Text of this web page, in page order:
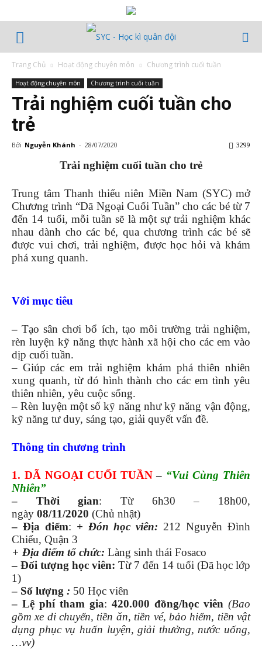
Trang Chủ Hoạt động chuyên môn Chương trình cuối tuần
Hoạt động chuyên môn Chương trình cuối tuần
Trải nghiệm cuối tuần cho
trẻ
Bởi Nguyễn Khánh - 28/07/2020 3299
Trải nghiệm cuối tuần cho trẻ
Trung tâm Thanh thiếu niên Miền Nam (SYC) mở
Chương trình “Dã Ngoại Cuối Tuần” cho các bé từ 7
đến 14 tuổi, mỗi tuần sẽ là một sự trải nghiệm khác
nhau dành cho các bé, qua chương trình các bé sẽ
được vui chơi, trải nghiệm, được học hỏi và khám
phá xung quanh.
Với mục tiêu
– Tạo sân chơi bổ ích, tạo môi trường trải nghiệm,
rèn luyện kỹ năng thực hành xã hội cho các em vào
dịp cuối tuần.
– Giúp các em trải nghiệm khám phá thiên nhiên
xung quanh, từ đó hình thành cho các em tình yêu
thiên nhiên, yêu cuộc sống.
– Rèn luyện một số kỹ năng như kỹ năng vận động,
kỹ năng tư duy, sáng tạo, giải quyết vấn đề.
Thông tin chương trình
1. DÃ NGOẠI CUỐI TUẦN– “Vui Cùng Thiên
Nhiên”
– Thời gian: Từ 6h30 – 18h00,
ngày 08/11/2020 (Chủ nhật)
– Địa điểm: + Đón học viên: 212 Nguyễn Đình
Chiểu, Quận 3
+ Địa điểm tổ chức: Làng sinh thái Fosaco
– Đối tượng học viên: Từ 7 đến 14 tuổi (Đã học lớp
1)
– Số lượng : 50 Học viên
– Lệ phí tham gia: 420.000 đồng/học viên (Bao
gồm xe di chuyển, tiền ăn, tiền vé, bảo hiểm, tiền vật
dụng phục vụ huấn luyện, giải thưởng, nước uống,
…vv)